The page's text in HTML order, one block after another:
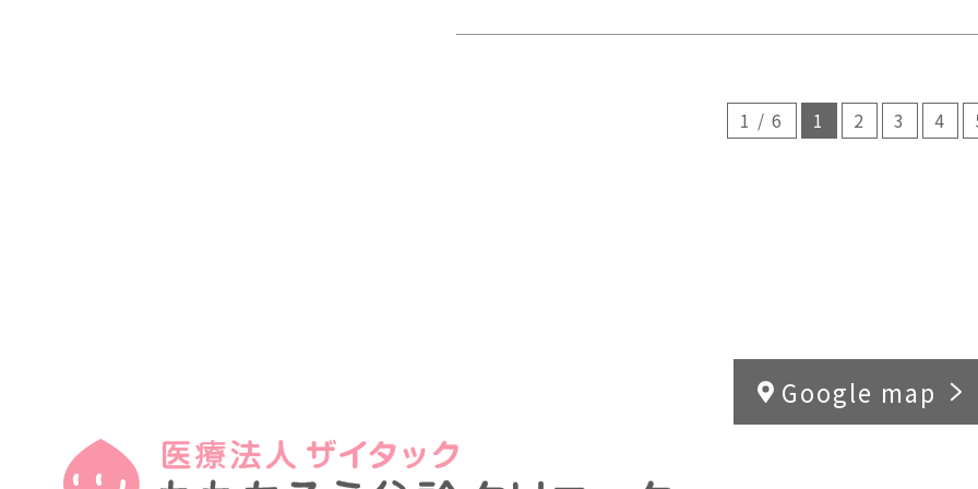
1 / 6 1 2 3 4
Google map